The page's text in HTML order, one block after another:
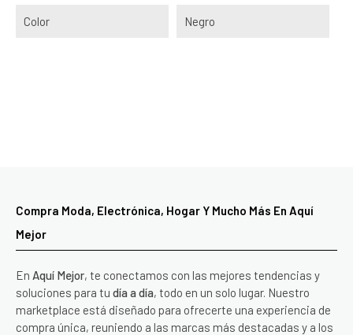
Color Negro
Compra Moda, Electrónica, Hogar Y Mucho Más En Aquí
Mejor
En Aquí Mejor, te conectamos con las mejores tendencias y
soluciones para tu día a día, todo en un solo lugar. Nuestro
marketplace está diseñado para ofrecerte una experiencia de
compra única, reuniendo a las marcas más destacadas y a los